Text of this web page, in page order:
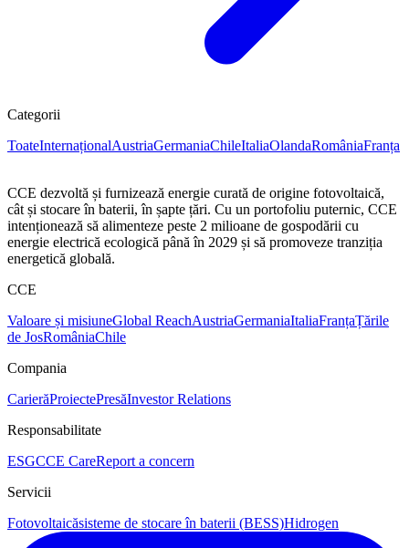
Categorii
ToateInternaționalAustriaGermaniaChileItaliaOlandaRomâniaFranța
CCE dezvoltă și furnizează energie curată de origine fotovoltaică,
cât și stocare în baterii, în șapte țări. Cu un portofoliu puternic, CCE
intenționează să alimenteze peste 2 milioane de gospodării cu
energie electrică ecologică până în 2029 și să promoveze tranziția
energetică globală.
CCE
Valoare și misiuneGlobal ReachAustriaGermaniaItaliaFranțaȚările
de JosRomâniaChile
Compania
CarierăProiectePresăInvestor Relations
Responsabilitate
ESGCCE CareReport a concern
Servicii
Fotovoltaicăsisteme de stocare în baterii (BESS)Hidrogen